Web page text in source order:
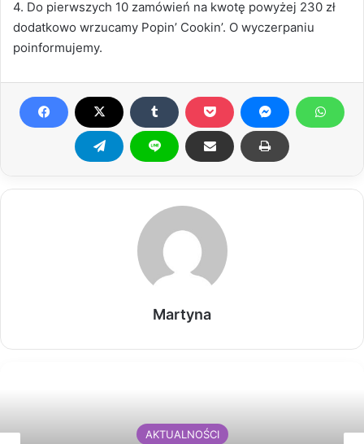
4. Do pierwszych 10 zamówień na kwotę powyżej 230 zł
dodatkowo wrzucamy Popin’ Cookin’. O wyczerpaniu
poinformujemy.
Martyna
AKTUALNOŚCI